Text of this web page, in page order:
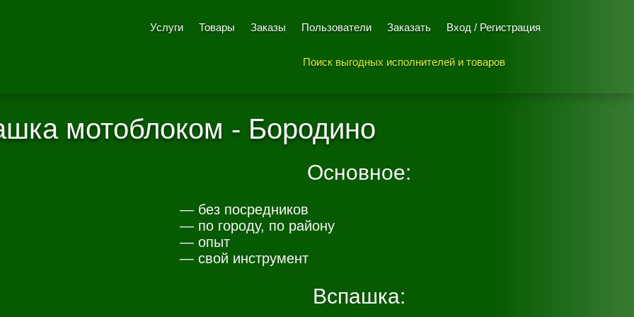
Услуги Товары Заказы Пользователи Заказать Вход / Регистрация
Поиск выгодных исполнителей и товаров
мотоблоком - Бородино
Основное:
— без посредников
— по городу, по району
— опыт
— свой инструмент
Вспашка: